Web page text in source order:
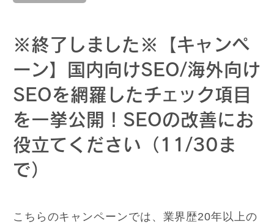
※終了しました※【キャンペ
ーン】国内向けSEO/海外向け
SEOを網羅したチェック項目
を一挙公開！SEOの改善にお
役立てください（11/30ま
で）
こちらのキャンペーンでは、業界歴20年以上の